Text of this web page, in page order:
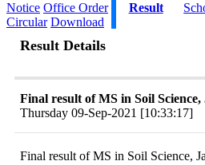
Notice Office Order Result
Circular Download
Result Details
Final result of MS in Soil
Thursday 09-Sep-2021 [10:33:17]
Final result ofMS in Soil Science,